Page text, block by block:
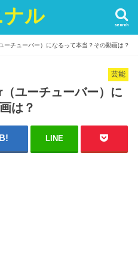
ナル search
ーチューバー）になるって本当？その動画は？
芸能
ユーチューバー）に
は？
LINE